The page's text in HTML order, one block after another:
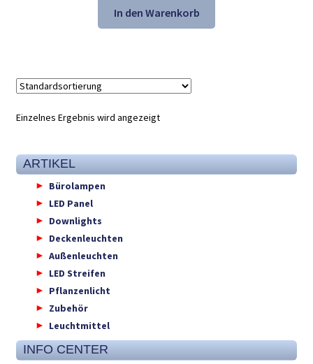
war:
55,10 €
ist:
36,98 €.
In den Warenkorb
Einzelnes Ergebnis wird angezeigt
ARTIKEL
Bürolampen
LED Panel
Downlights
Deckenleuchten
Außenleuchten
LED Streifen
Pflanzenlicht
Zubehör
Leuchtmittel
INFO CENTER